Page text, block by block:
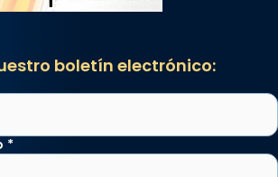
boletín electrónico:
*